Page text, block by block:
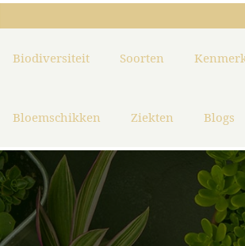
Biodiversiteit Soorten
Bloemschikken Ziekten Blogs